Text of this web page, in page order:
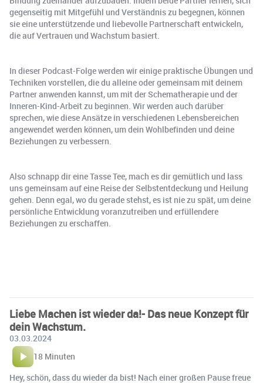
gegenseitig mit Mitgefühl und Verständnis zu begegnen, können
sie eine unterstützende und liebevolle Partnerschaft entwickeln,
die auf Vertrauen und Wachstum basiert.
In dieser Podcast-Folge werden wir einige praktische Übungen und
Techniken vorstellen, die du alleine oder gemeinsam mit deinem
Partner anwenden kannst, um mit der Schematherapie und der
Inneren-Kind-Arbeit zu beginnen. Wir werden auch darüber
sprechen, wie diese Ansätze in verschiedenen Lebensbereichen
angewendet werden können, um dein Wohlbefinden und deine
Beziehungen zu verbessern.
Also schnapp dir eine Tasse Tee, mach es dir gemütlich und lass
uns gemeinsam auf eine Reise der Selbstentdeckung und Heilung
gehen. Denn egal, wo du gerade stehst, es ist nie zu spät, um deine
persönliche Entwicklung voranzutreiben und erfüllendere
Beziehungen zu erschaffen.
Liebe Machen ist wieder da!- Das neue Konzept für
dein Wachstum.
03.03.2024
18 Minuten
Hey, schön, dass du wieder da bist! Nach einer großen Pause freue